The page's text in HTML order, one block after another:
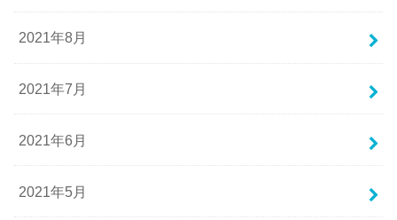
2021年8月
2021年7月
2021年6月
2021年5月